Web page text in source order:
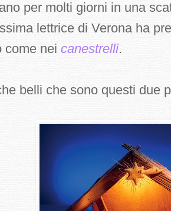
per molti giorni in una
lettrice di Verona ha
come nei canestrelli.
belli che sono questi due